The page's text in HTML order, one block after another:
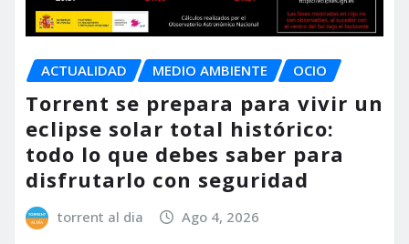
ACTUALIDAD MEDIO AMBIENTE OCIO
Torrent se prepara para vivir un
eclipse solar total histórico:
todo lo que debes saber para
disfrutarlo con seguridad
torrent al dia Ago 4, 2026